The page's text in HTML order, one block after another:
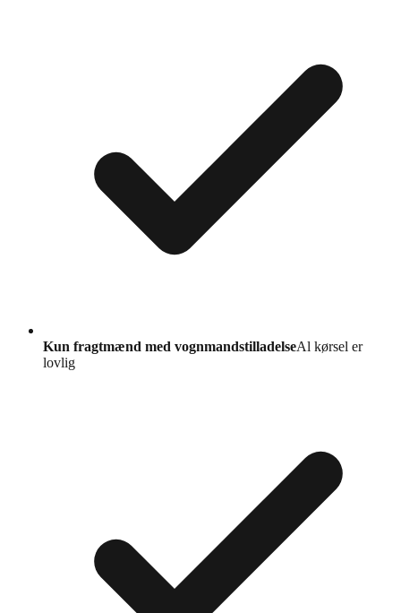
Kun fragtmænd med vognmandstilladelseAl kørsel er
lovlig